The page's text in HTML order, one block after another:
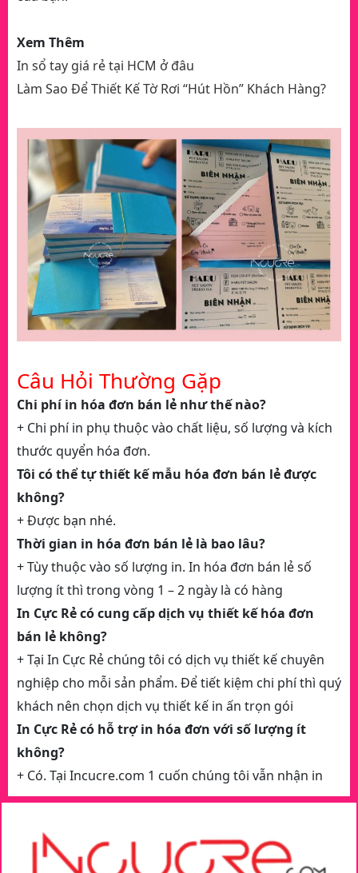
Xem Thêm
In sổ tay giá rẻ tại HCM ở đâu
Làm Sao Để Thiết Kế Tờ Rơi “Hút Hồn” Khách Hàng?
Câu Hỏi Thường Gặp
Chi phí in hóa đơn bán lẻ như thế nào?
+ Chi phí in phụ thuộc vào chất liệu, số lượng và kích
thước quyển hóa đơn.
Tôi có thể tự thiết kế mẫu hóa đơn bán lẻ được
không?
+ Được bạn nhé.
Thời gian in hóa đơn bán lẻ là bao lâu?
+ Tùy thuộc vào số lượng in. In hóa đơn bán lẻ số
lượng ít thì trong vòng 1 – 2 ngày là có hàng
In Cực Rẻ có cung cấp dịch vụ thiết kế hóa đơn
bán lẻ không?
+ Tại In Cực Rẻ chúng tôi có dịch vụ thiết kế chuyên
nghiệp cho mỗi sản phẩm. Để tiết kiệm chi phí thì quý
khách nên chọn dịch vụ thiết kế in ấn trọn gói
In Cực Rẻ có hỗ trợ in hóa đơn với số lượng ít
không?
+ Có. Tại Incucre.com 1 cuốn chúng tôi vẫn nhận in